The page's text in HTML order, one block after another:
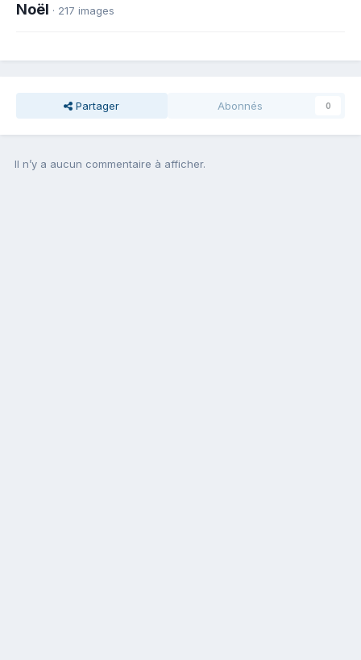
Noël · 217 images
Partager Abonnés 0
Il n’y a aucun commentaire à afficher.